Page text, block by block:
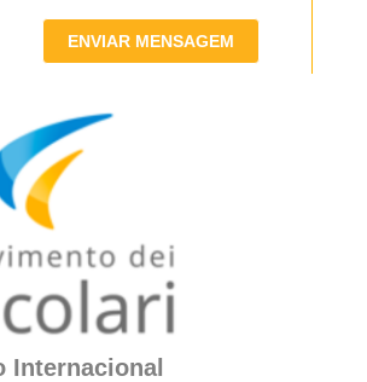
ENVIAR MENSAGEM
Internacional